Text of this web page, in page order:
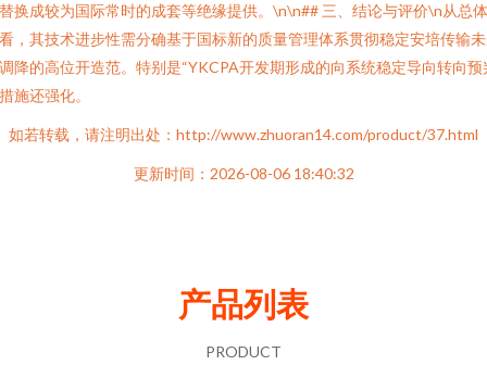
换成较为国际常时的成套等绝缘提供。\n\n## 三、结论与评价\n从总
，其技术进步性需分确基于国标新的质量管理体系贯彻稳定安培传输
降的高位开造范。特别是“YKCPA开发期形成的向系统稳定导向转向预
施还强化。
如若转载，请注明出处：http://www.zhuoran14.com/product/37.html
更新时间：2026-08-06 18:40:32
产品列表
PRODUCT